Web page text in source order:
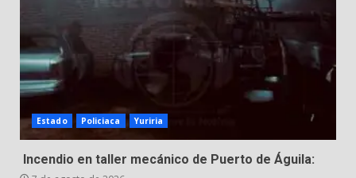
Estado Policiaca Yuriria
Incendio en taller mecánico de Puerto de Águila: